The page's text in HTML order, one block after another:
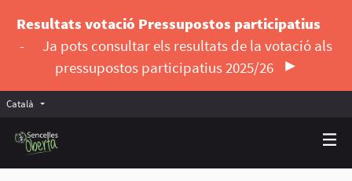
Resultats votació Pressupostos participatius
-
Ja pots consultar els resultats de la votació als
pressupostos participatius 2025/26
Català Triar la llengua